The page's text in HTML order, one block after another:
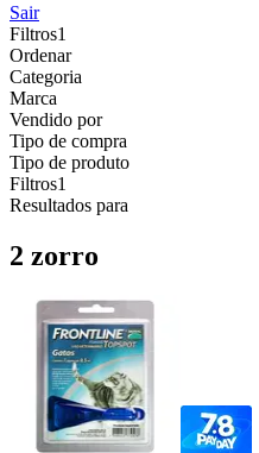
Sair
Filtros1
Ordenar
Categoria
Marca
Vendido por
Tipo de compra
Tipo de produto
Filtros1
Resultados para
2 zorro